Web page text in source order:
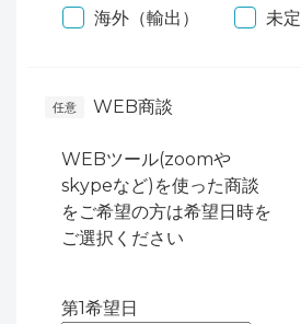
海外（輸出）
未定
WEB商談
WEBツール(zoomや
skypeなど)を使った商談
をご希望の方は希望日時を
ご選択ください
第1希望日